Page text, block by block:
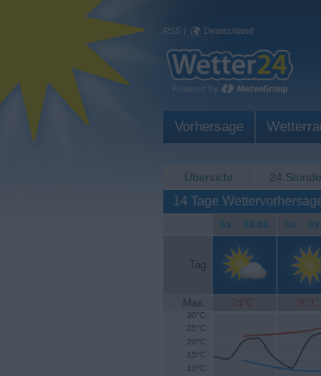
RSS | Deutschland
Vorhersage
Übersicht 24
14 Tage
Sa. 08.08. So.
Tag
Max. 24°C 26°C
10°C
15°C
20°C
25°C
30°C